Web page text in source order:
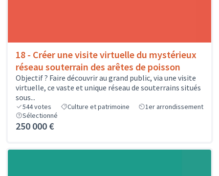
18 - Créer une visite virtuelle du mystérieux
réseau souterrain des arêtes de poisson
Objectif ? Faire découvrir au grand public, via une visite
virtuelle, ce vaste et unique réseau de souterrains situés
sous...
544votes Culture et patrimoine
1er arrondissement
Sélectionné
250 000 €